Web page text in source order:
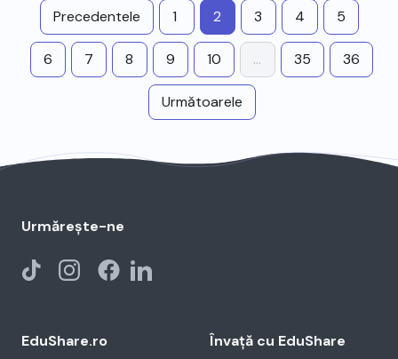
Precedentele 1 2 3 4 5
6 7 8 9 10 ... 35 36
Următoarele
EduShare.ro Învață cu EduShare
Urmărește-ne